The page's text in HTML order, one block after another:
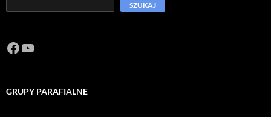
SZUKAJ
Facebook
https://www.youtube.com/channel/
GRUPY PARAFIALNE